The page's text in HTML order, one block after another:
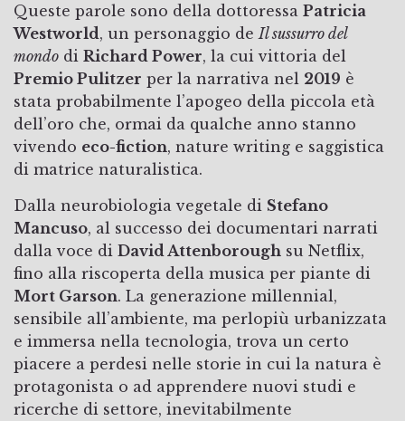
Queste parole sono della dottoressa Patricia
Westworld, un personaggio de Il sussurro del
mondo di Richard Power, la cui vittoria del
Premio Pulitzer per la narrativa nel 2019 è
stata probabilmente l’apogeo della piccola età
dell’oro che, ormai da qualche anno stanno
vivendo eco-fiction, nature writing e saggistica
di matrice naturalistica.
Dalla neurobiologia vegetale di Stefano
Mancuso, al successo dei documentari narrati
dalla voce di David Attenborough su Netflix,
fino alla riscoperta della musica per piante di
Mort Garson. La generazione millennial,
sensibile all’ambiente, ma perlopiù urbanizzata
e immersa nella tecnologia, trova un certo
piacere a perdesi nelle storie in cui la natura è
protagonista o ad apprendere nuovi studi e
ricerche di settore, inevitabilmente